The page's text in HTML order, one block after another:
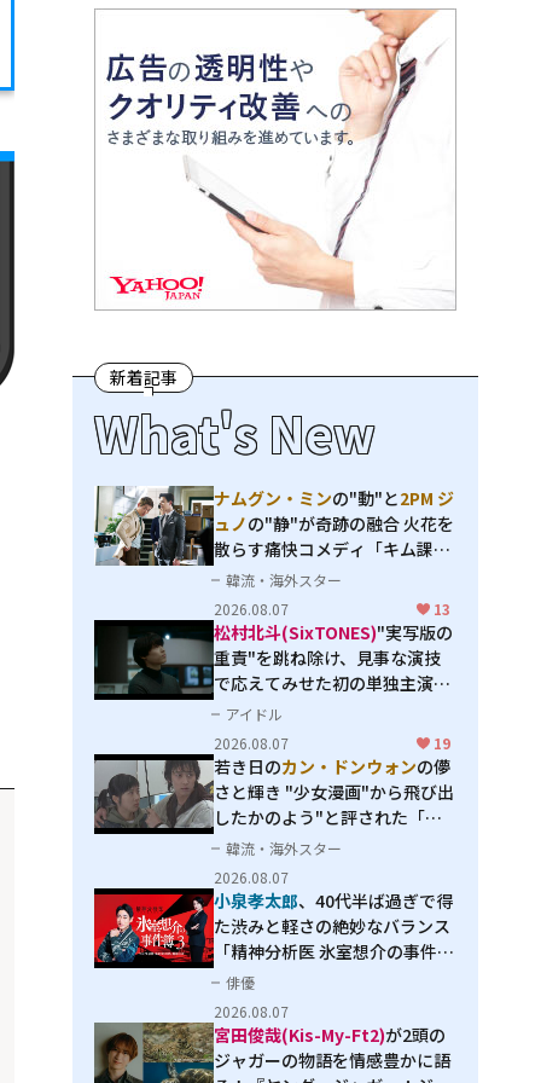
新着記事
What's New
ナムグン・ミンの"動"と2PM ジ
ュノの"静"が奇跡の融合 火花を
散らす痛快コメディ「キム課長
とソ理事～Bravo! Your Life
～」
韓流・海外スター
2026.08.07
13
松村北斗(SixTONES)"実写版の
重責"を跳ね除け、見事な演技
で応えてみせた初の単独主演映
画「秒速5センチメートル」
アイドル
2026.08.07
19
若き日のカン・ドンウォンの儚
さと輝き "少女漫画"から飛び出
したかのよう"と評された「オ
オカミの誘惑」
韓流・海外スター
2026.08.07
小泉孝太郎、40代半ば過ぎで得
た渋みと軽さの絶妙なバランス
「精神分析医 氷室想介の事件簿
３」で見せる進化
俳優
2026.08.07
宮田俊哉(Kis-My-Ft2)が2頭の
ジャガーの物語を情感豊かに語